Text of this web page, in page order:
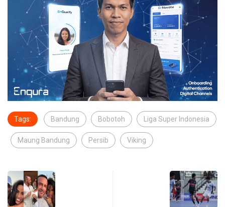
Tags: Bandung Bobotoh Liga Super Indonesia
Maung Bandung Persib Viking